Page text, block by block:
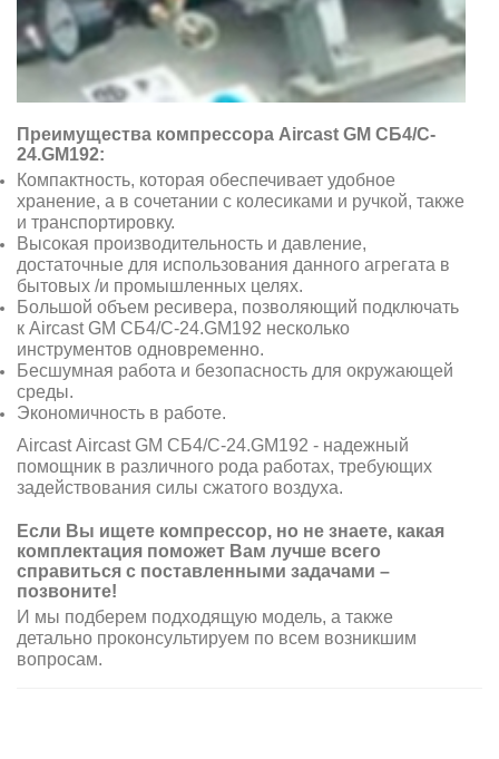
Преимущества компрессора Aircast GM CБ4/C-
24.GM192:
Компактность, которая обеспечивает удобное
хранение, а в сочетании с колесиками и ручкой, также
и транспортировку.
Высокая производительность и давление,
достаточные для использования данного агрегата в
бытовых /и промышленных целях.
Большой объем ресивера, позволяющий подключать
к Aircast GM CБ4/C-24.GM192 несколько
инструментов одновременно.
Бесшумная работа и безопасность для окружающей
среды.
Экономичность в работе.
Aircast Aircast GM CБ4/C-24.GM192 - надежный
помощник в различного рода работах, требующих
задействования силы сжатого воздуха.
Если Вы ищете компрессор, но не знаете, какая
комплектация поможет Вам лучше всего
справиться с поставленными задачами –
позвоните!
И мы подберем подходящую модель, а также
детально проконсультируем по всем возникшим
вопросам.